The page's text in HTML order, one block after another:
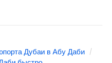
Дубаи в Абу Даби